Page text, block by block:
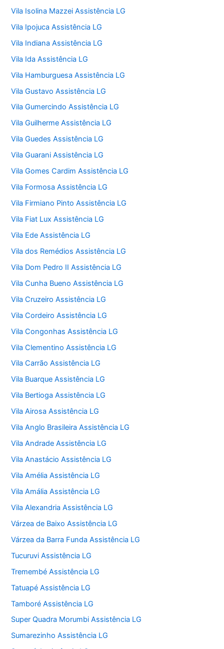
Vila Isolina Mazzei Assistência LG
Vila Ipojuca Assistência LG
Vila Indiana Assistência LG
Vila Ida Assistência LG
Vila Hamburguesa Assistência LG
Vila Gustavo Assistência LG
Vila Gumercindo Assistência LG
Vila Guilherme Assistência LG
Vila Guedes Assistência LG
Vila Guarani Assistência LG
Vila Gomes Cardim Assistência LG
Vila Formosa Assistência LG
Vila Firmiano Pinto Assistência LG
Vila Fiat Lux Assistência LG
Vila Ede Assistência LG
Vila dos Remédios Assistência LG
Vila Dom Pedro II Assistência LG
Vila Cunha Bueno Assistência LG
Vila Cruzeiro Assistência LG
Vila Cordeiro Assistência LG
Vila Congonhas Assistência LG
Vila Clementino Assistência LG
Vila Carrão Assistência LG
Vila Buarque Assistência LG
Vila Bertioga Assistência LG
Vila Airosa Assistência LG
Vila Anglo Brasileira Assistência LG
Vila Andrade Assistência LG
Vila Anastácio Assistência LG
Vila Amélia Assistência LG
Vila Amália Assistência LG
Vila Alexandria Assistência LG
Várzea de Baixo Assistência LG
Várzea da Barra Funda Assistência LG
Tucuruvi Assistência LG
Tremembé Assistência LG
Tatuapé Assistência LG
Tamboré Assistência LG
Super Quadra Morumbi Assistência LG
Sumarezinho Assistência LG